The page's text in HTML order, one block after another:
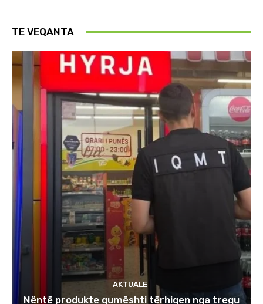
TE VEQANTA
AKTUALE
Nëntë produkte qumështi tërhiqen nga tregu